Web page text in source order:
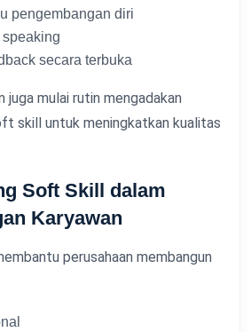
pengembangan diri
secara terbuka
juga mulai rutin mengadakan
skill untuk meningkatkan kualitas
Soft Skill dalam
Karyawan
perusahaan membangun